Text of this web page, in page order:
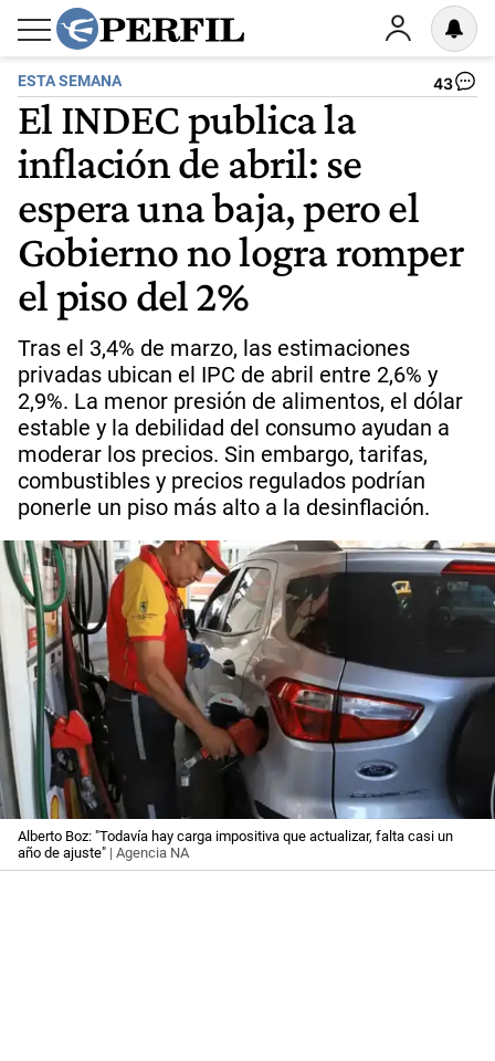
ESTA SEMANA 43
El INDEC publica la
inflación de abril: se
espera una baja, pero el
Gobierno no logra romper
el piso del 2%
Tras el 3,4% de marzo, las estimaciones
privadas ubican el IPC de abril entre 2,6% y
2,9%. La menor presión de alimentos, el dólar
estable y la debilidad del consumo ayudan a
moderar los precios. Sin embargo, tarifas,
combustibles y precios regulados podrían
ponerle un piso más alto a la desinflación.
Alberto Boz: "Todavía hay carga impositiva que actualizar, falta casi un
año de ajuste" | Agencia NA